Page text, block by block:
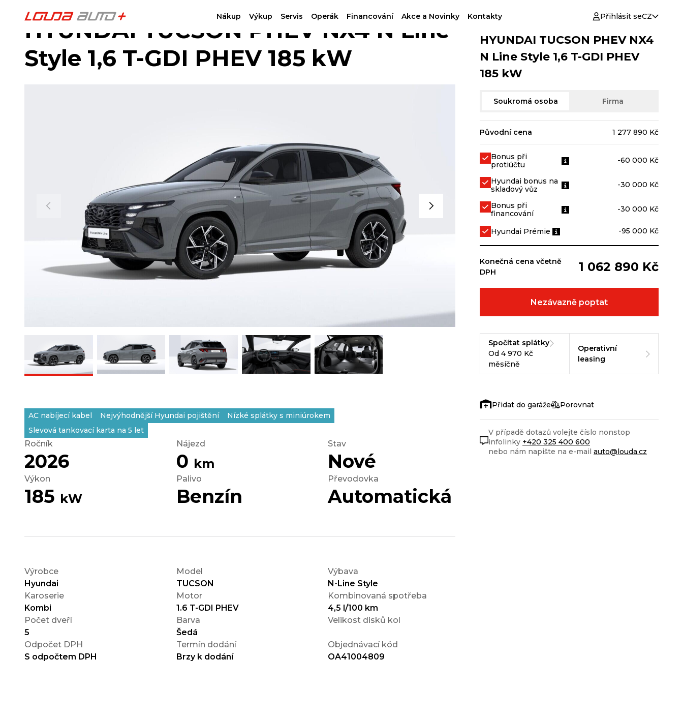
Nákup Výkup Servis Operák Financování Akce a Novinky Kontakty Přihlásit seCZ
HYUNDAI TUCSON PHEV NX4 N Line
Style 1,6 T-GDI PHEV 185 kW
AC nabíjecí kabel Nejvýhodnější Hyundai pojištění
Nízké splátky s miniúrokem
Slevová tankovací karta na 5 let
Ročník
2026
Nájezd
0 km
Stav
Nové
Výkon
185 kW
Palivo
Benzín
Převodovka
Automatická
Výrobce
Hyundai
Model
TUCSON
Výbava
N-Line Style
Karoserie
Kombi
Motor
1.6 T-GDI PHEV
Kombinovaná spotřeba
4,5 l/100 km
Počet dveří
5
Barva
Šedá
Velikost disků kol
Odpočet DPH
S odpočtem DPH
Termín dodání
Brzy k dodání
Objednávací kód
OA41004809
HYUNDAI TUCSON PHEV NX4
N Line Style 1,6 T-GDI PHEV
185 kW
Soukromá osoba Firma
Původní cena 1 277 890 Kč
Bonus při
protiúčtu
-60 000 Kč
Hyundai bonus na
skladový vůz
-30 000 Kč
Bonus při
financování
-30 000 Kč
Hyundai Prémie -95 000 Kč
Konečná cena včetně
DPH
1 062 890 Kč
Nezávazně poptat
Spočítat splátky
Od 4 970 Kč
měsíčně
Operativní
leasing
Porovnat
V případě dotazů volejte číslo nonstop
infolinky +420 325 400 600
nebo nám napište na e-mail auto@louda.cz